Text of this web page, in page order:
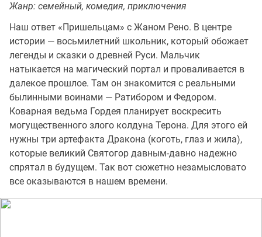
Жанр: семейный, комедия, приключения
Наш ответ «Пришельцам» с Жаном Рено. В центре
истории — восьмилетний школьник, который обожает
легенды и сказки о древней Руси. Мальчик
натыкается на магический портал и проваливается в
далекое прошлое. Там он знакомится с реальными
былинными воинами — Ратибором и Федором.
Коварная ведьма Гордея планирует воскресить
могущественного злого колдуна Терона. Для этого ей
нужны три артефакта Дракона (коготь, глаз и жила),
которые великий Святогор давным-давно надежно
спрятал в будущем. Так вот сюжетно незамысловато
все оказываются в нашем времени.